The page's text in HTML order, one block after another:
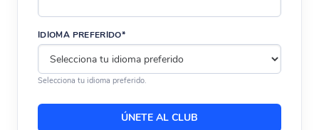
IDIOMA PREFERIDO*
Selecciona tu idioma preferido.